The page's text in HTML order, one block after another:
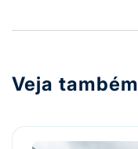
Veja também